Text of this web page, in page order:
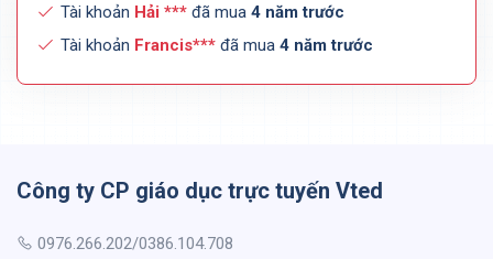
Tài khoản Hải ***đã mua 4 năm trước
Tài khoản Francis***đã mua 4 năm trước
Công ty CP giáo dục trực tuyến Vted
0976.266.202/0386.104.708